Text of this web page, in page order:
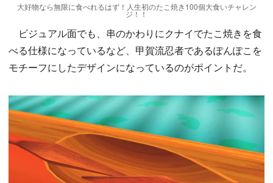
大好物なら無限に食べれるはず！人生初のたこ焼き100個大食いチャレン
ジ！！
ビジュアル面でも、串のかわりにクナイでたこ焼きを食
べる仕様になっているなど、甲賀流忍者であるぽんぽこを
モチーフにしたデザインになっているのがポイントだ。